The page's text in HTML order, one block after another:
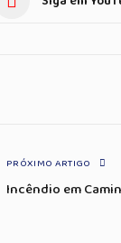
PRÓXIMO ARTIGO
Incêndio em